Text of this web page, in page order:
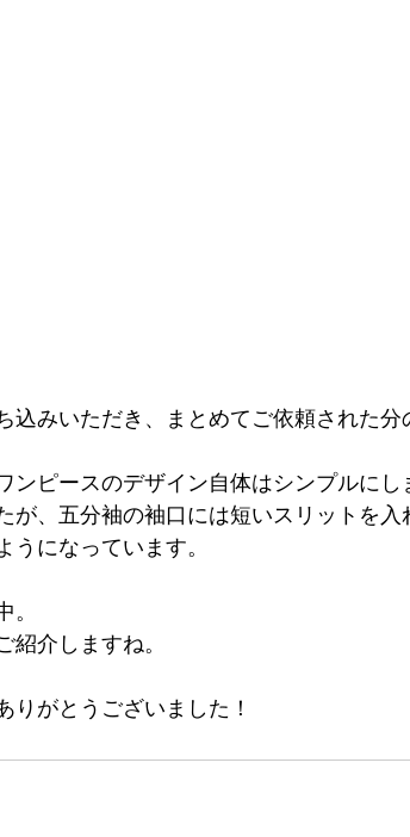
込みいただき、まとめてご依頼された分
ンピースのデザイン自体はシンプルにし
が、五分袖の袖口には短いスリットを入
うになっています。
紹介しますね。
りがとうございました！